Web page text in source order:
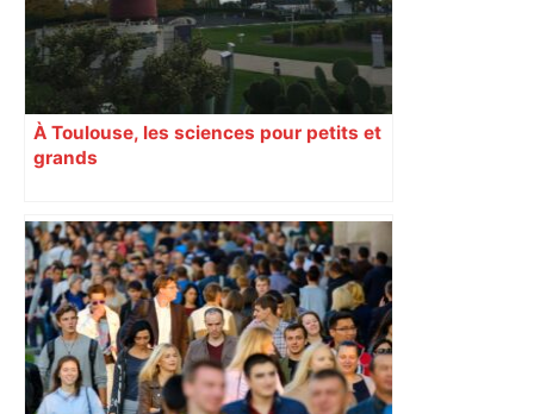
À Toulouse, les sciences pour petits et
grands